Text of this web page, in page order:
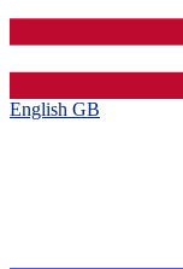
English GB‎